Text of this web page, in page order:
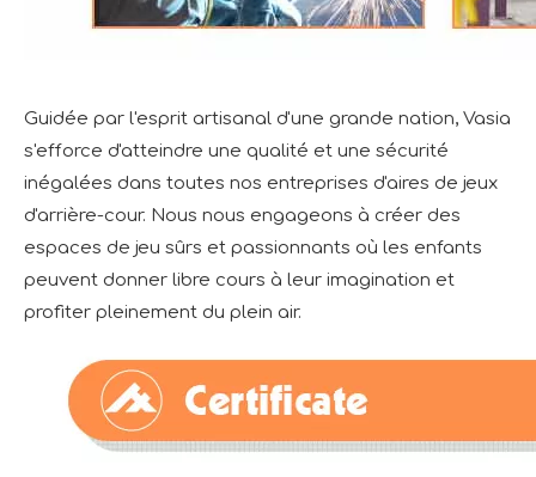
Guidée par l'esprit artisanal d'une grande nation, Vasia
s'efforce d'atteindre une qualité et une sécurité
inégalées dans toutes nos entreprises d'aires de jeux
d'arrière-cour. Nous nous engageons à créer des
espaces de jeu sûrs et passionnants où les enfants
peuvent donner libre cours à leur imagination et
profiter pleinement du plein air.